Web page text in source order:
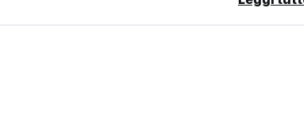
chiusa a chiave, così anche le donne possono
di deposito per arrivi anticipati.
30 minuti, Teine Olympia Ski Resort 40 minuti,
base per visitare la zona circostante, sciare, e